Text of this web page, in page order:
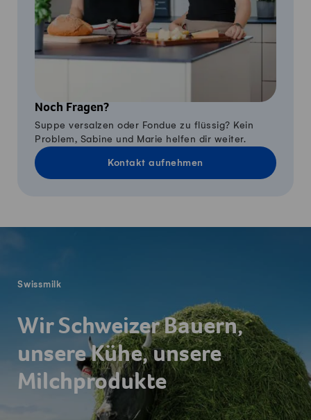
Noch Fragen?
Suppe versalzen oder Fondue zu flüssig? Kein
Problem, Sabine und Marie helfen dir weiter.
Kontakt aufnehmen
Swissmilk
Wir Schweizer Bauern,
unsere Kühe, unsere
Milchprodukte